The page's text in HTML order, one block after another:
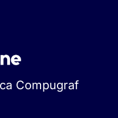
Compugraf